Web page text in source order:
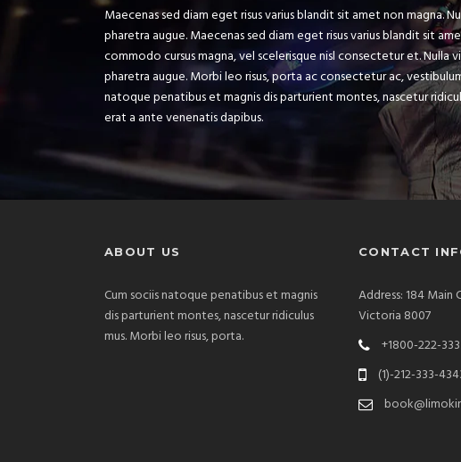
Maecenas sed diam eget risus varius blandit sit amet non magna.
pharetra augue. Maecenas sed diam eget risus varius blandit sit
commodo cursus magna, vel scelerisque nisl consectetur et. Nulla
pharetra augue. Morbi leo risus, porta ac consectetur ac,
natoque penatibus et magnis dis parturient montes, nascetur
erat a ante venenatis dapibus.
ABOUT US
Cum sociis natoque penatibus et magnis
dis parturient montes, nascetur ridiculus
mus. Morbi leo risus, porta.
CONTACT
Address: 184 Main
Victoria 8007
+1800-222-
(1)-212-333-